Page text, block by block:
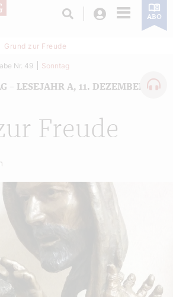
Login ABO
Grund zur Freude
Freude
– LESEJAHR A, 11. DEZEMBER
Nr. 49 Sonntag